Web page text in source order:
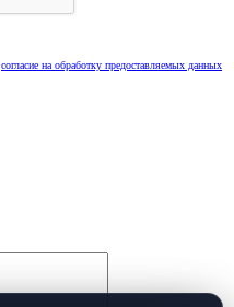
согласие на обработку предоставляемых данных